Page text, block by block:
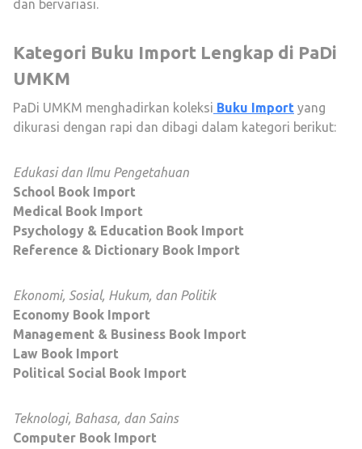
dan bervariasi.
Kategori Buku Import Lengkap di PaDi
UMKM
PaDi UMKM menghadirkan koleksi Buku Import yang
dikurasi dengan rapi dan dibagi dalam kategori berikut:
Edukasi dan Ilmu Pengetahuan
School Book Import
Medical Book Import
Psychology & Education Book Import
Reference & Dictionary Book Import
Ekonomi, Sosial, Hukum, dan Politik
Economy Book Import
Management & Business Book Import
Law Book Import
Political Social Book Import
Teknologi, Bahasa, dan Sains
Computer Book Import